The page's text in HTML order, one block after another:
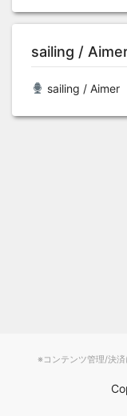
sailing /
sailing / Aimer
※コンテンツ管理/決